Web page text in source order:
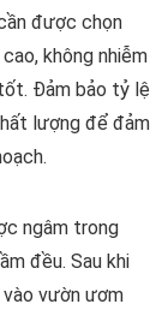
được chọn
không nhiễm
Đảm bảo tỷ lệ
lượng để đảm
ngâm trong
đều. Sau khi
vườn ươm